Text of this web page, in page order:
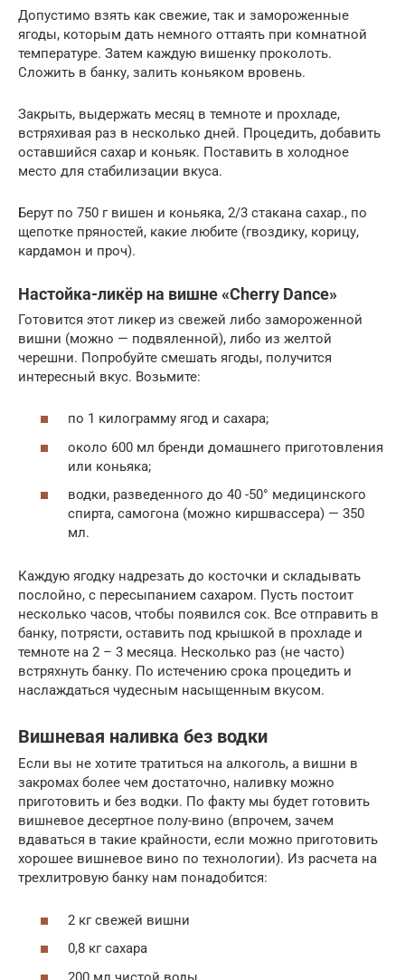
Допустимо взять как свежие, так и замороженные
ягоды, которым дать немного оттаять при комнатной
температуре. Затем каждую вишенку проколоть.
Сложить в банку, залить коньяком вровень.
Закрыть, выдержать месяц в темноте и прохладе,
встряхивая раз в несколько дней. Процедить, добавить
оставшийся сахар и коньяк. Поставить в холодное
место для стабилизации вкуса.
Берут по 750 г вишен и коньяка, 2/3 стакана сахар., по
щепотке пряностей, какие любите (гвоздику, корицу,
кардамон и проч).
Настойка-ликёр на вишне «Cherry Dance»
Готовится этот ликер из свежей либо замороженной
вишни (можно — подвяленной), либо из желтой
черешни. Попробуйте смешать ягоды, получится
интересный вкус. Возьмите:
по 1 килограмму ягод и сахара;
около 600 мл бренди домашнего приготовления
или коньяка;
водки, разведенного до 40 -50° медицинского
спирта, самогона (можно киршвассера) — 350
мл.
Каждую ягодку надрезать до косточки и складывать
послойно, с пересыпанием сахаром. Пусть постоит
несколько часов, чтобы появился сок. Все отправить в
банку, потрясти, оставить под крышкой в прохладе и
темноте на 2 – 3 месяца. Несколько раз (не часто)
встряхнуть банку. По истечению срока процедить и
наслаждаться чудесным насыщенным вкусом.
Вишневая наливка без водки
Если вы не хотите тратиться на алкоголь, а вишни в
закромах более чем достаточно, наливку можно
приготовить и без водки. По факту мы будет готовить
вишневое десертное полу-вино (впрочем, зачем
вдаваться в такие крайности, если можно приготовить
хорошее вишневое вино по технологии). Из расчета на
трехлитровую банку нам понадобится:
2 кг свежей вишни
0,8 кг сахара